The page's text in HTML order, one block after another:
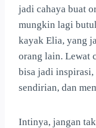
jadi cahaya buat
mungkin lagi
kayak Elia, yang
orang lain. Lewat
bisa jadi
sendirian, dan
Intinya, jangan